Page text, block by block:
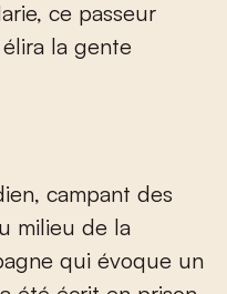
ce passeur
la gente
campant des
milieu de la
qui évoque un